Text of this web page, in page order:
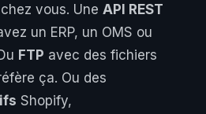
vous. Une API REST
un ERP, un OMS ou
FTP avec des fichiers
ça. Ou des
Shopify,